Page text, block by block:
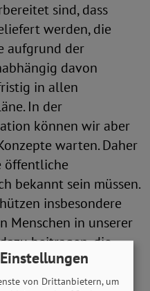
sind, dass
werden, die
aufgrund der
davon
in allen
In der
können wir aber
warten. Daher
öffentliche
bekannt sein müssen.
insbesondere
Menschen in unserer
beitragen, die
von Drittanbietern, um